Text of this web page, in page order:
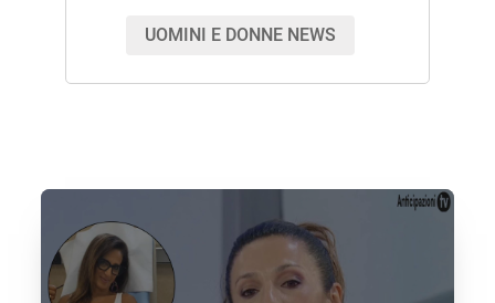
UOMINI E DONNE NEWS